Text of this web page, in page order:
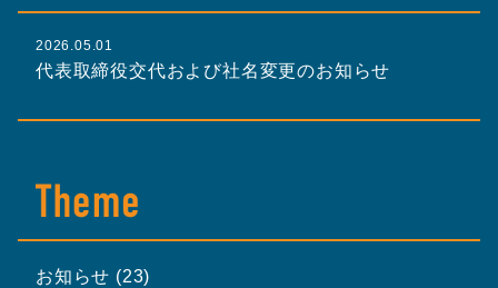
2026.05.01
代表取締役交代および社名変更のお知らせ
お知らせ (23)